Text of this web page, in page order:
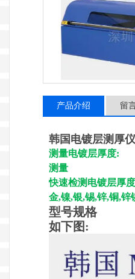
产品介绍 留
韩国电镀层测厚
测量电镀层厚度:
测量
快速检测电镀层厚度
金,镍,银,锡,锌,铜,锌
型号规格
如下图: